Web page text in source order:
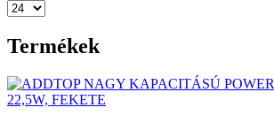
Termékek